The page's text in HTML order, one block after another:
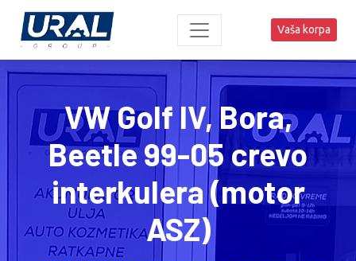
Vaša korpa
VW Golf IV, Bora,
Beetle 99-05 crevo
interkulera (motor
ASZ)